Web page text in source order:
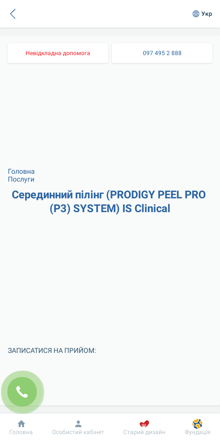
Укр
Невідкладна допомога 097 495 2 888
Головна
Послуги
Серединний пілінг (PRODIGY PEEL PRO
(P3) SYSTEM) IS Clinical
ЗАПИСАТИСЯ НА ПРИЙОМ:
Добробут Інформація Пацієнту
Головна Особистий кабінет Старий дизайн Фундація